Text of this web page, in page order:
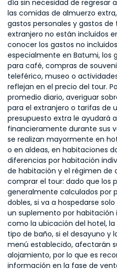
día sin necesidad de regresar
las comidas de almuerzo
gastos personales y gastos
extranjero no están incluidos
conocer los gastos no
especialmente en Batumi, los
para café, compras de
teleférico, museo o
reflejan en el precio del tour.
promedio diario, averiguar
para el extranjero o tarifas de
presupuesto extra le ayudará
financieramente durante sus
se realizan mayormente en
o en aldeas, en habitaciones
diferencias por habitación
de habitación y el régimen de
comprar el tour: dado que los
generalmente calculados por
dobles, si va a hospedarse
un suplemento por habitación
como la ubicación del hotel,
tipo de baño, si el desayuno y
menú establecido, afectarán
alojamiento, por lo que es
información en la fase de